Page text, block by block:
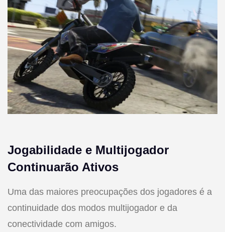
Jogabilidade e Multijogador
Continuarão Ativos
Uma das maiores preocupações dos jogadores é a
continuidade dos modos multijogador e da
conectividade com amigos.